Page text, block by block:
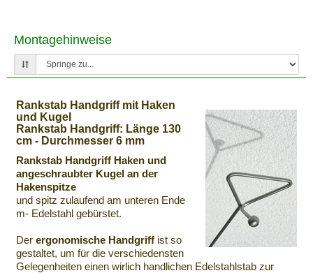
Montagehinweise
Rankstab Handgriff mit Haken
und Kugel
Rankstab Handgriff: Länge 130
cm - Durchmesser 6 mm
Rankstab Handgriff Haken und
angeschraubter Kugel an der
Hakenspitze
und spitz zulaufend am unteren Ende
m- Edelstahl gebürstet.
Der ergonomische Handgriff ist so
gestaltet, um für die verschiedensten
Gelegenheiten einen wirlich handlichen Edelstahlstab zur